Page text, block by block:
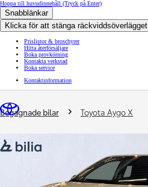
Hoppa till huvudinnehåll (Tryck på Enter)
Snabblänkar
Klicka för att stänga räckviddsöverlägget
Prislistor & broschyrer
Hitta återförsäljare
Boka provkörning
Kontakta verkstad
Boka service
Kontaktinformation
You are here
Begagnade bilar Toyota Aygo X